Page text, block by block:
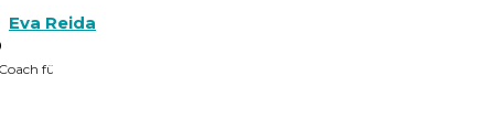
Eva Reida
für Weiblichkeit, Intimität & Sexualität